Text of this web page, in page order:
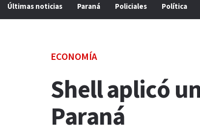
Últimas noticias Paraná Policiales Política
ECONOMÍA
Shell aplicó
Paraná